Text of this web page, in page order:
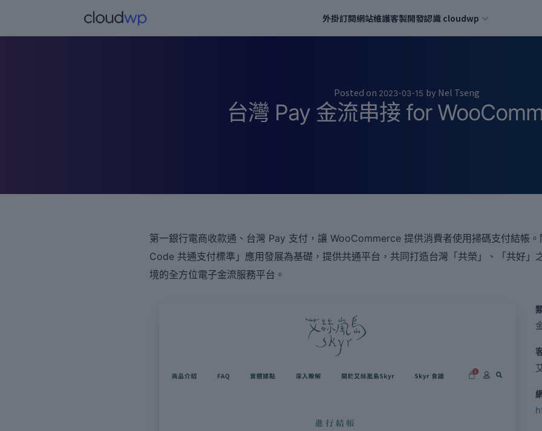
主
外掛訂閱網站維護客製開發認識 cloudwp
Posted on 2023-03-15 by Nel Tseng
台灣 Pay 金流串接 for
第一銀行電商收款通、台灣 Pay 支付，讓 WooCommerce 提供消費者使用掃碼支付結帳
Code 共通支付標準」應用發展為基礎，提供共通平台，共同打造台灣「共榮」、「共好」
境的全方位電子金流服務平台。
文
章
覽